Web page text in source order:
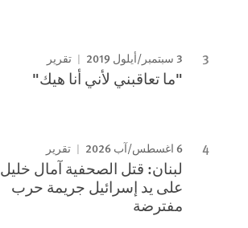
3 سبتمبر/أيلول 2019 تقرير
"ما تعاقبني لأني أنا هيك"
6 اغسطس/آب 2026 تقرير
لبنان: قتل الصحفية آمال خليل
على يد إسرائيل جريمة حرب
مفترضة